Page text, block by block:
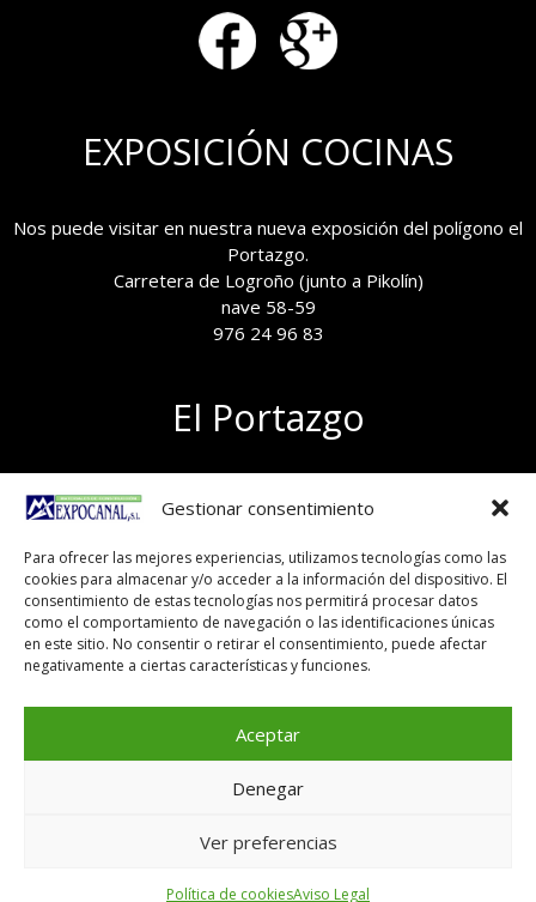
Gestionar consentimiento
Para ofrecer las mejores experiencias, utilizamos tecnologías como las
cookies para almacenar y/o acceder a la información del dispositivo. El
consentimiento de estas tecnologías nos permitirá procesar datos
como el comportamiento de navegación o las identificaciones únicas
en este sitio. No consentir o retirar el consentimiento, puede afectar
negativamente a ciertas características y funciones.
Aceptar
Denegar
Ver preferencias
Política de cookiesAviso Legal
EXPOSICIÓN COCINAS
Nos puede visitar en nuestra nueva exposición del polígono el
Portazgo.
Carretera de Logroño (junto a Pikolín)
nave 58-59
976 24 96 83
El Portazgo
Polígono el Portazgo, nave 59
50011 Zaragoza
Tel 976 24 96 83
exposicion@expocanal.es
Aviso Legal
Política de cookies